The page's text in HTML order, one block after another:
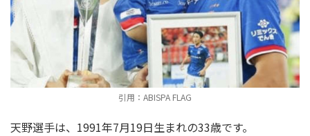
引用：ABISPA FLAG
天野選手は、1991年7月19日生まれの33歳です。